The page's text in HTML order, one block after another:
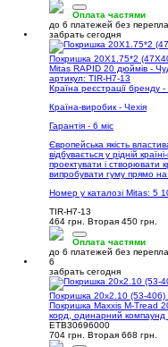
Оплата частями
до 6 платежей без
забрать сегодня
Покришка 20X1.75*2
Mitas RAPID 20 дюймів -
артикул: TIR-H7-13
Країна реєстрації бренду -
Країна-виробик - Чехія
Гарантія - 6 міс
Європейська якість
відбувається у рідній
проектувати і
випробувати гуму прямо на
Номер у каталозі Mitas: 5
TIR-H7-13
464 грн.
Вторая 450 грн.
Оплата частями
до 6 платежей без
6
забрать сегодня
Покришка 20x2.10 (53-406)
Покришка Maxxis M-Tread
корд, одинарний компаунд
ETB30696000
704 грн.
Вторая 668 грн.